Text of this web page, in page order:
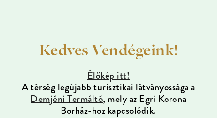
Kedves Vendégeink!
Élőkép itt!
A térség legújabb turisztikai látványossága a
Demjéni Termáltó, mely az Egri Korona
Borház-hoz kapcsolódik.